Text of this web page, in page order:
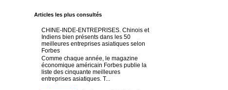
Articles les plus consultés
CHINE-INDE-ENTREPRISES. Chinois et
Indiens bien présents dans les 50
meilleures entreprises asiatiques selon
Forbes
Comme chaque année, le magazine
économique américain Forbes publie la
liste des cinquante meilleures
entreprises asiatiques. T...